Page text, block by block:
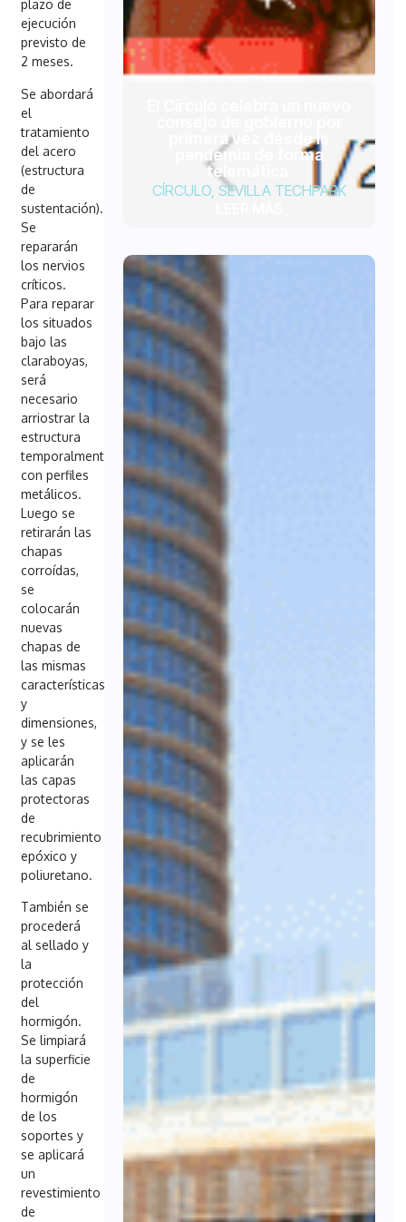
plazo de
ejecución
previsto de
2 meses.
Se abordará
el
tratamiento
del acero
(estructura
de
sustentación).
Se
repararán
los nervios
críticos.
Para reparar
los situados
bajo las
claraboyas,
será
necesario
arriostrar la
estructura
temporalmente
con perfiles
metálicos.
Luego se
retirarán las
chapas
corroídas,
se
colocarán
nuevas
chapas de
las mismas
características
y
dimensiones,
y se les
aplicarán
las capas
protectoras
de
recubrimiento
epóxico y
poliuretano.
También se
procederá
al sellado y
la
protección
del
hormigón.
Se limpiará
la superficie
de
hormigón
de los
soportes y
se aplicará
un
revestimiento
de
primera vez desde la
pandemia de forma
telemática.
CÍRCULO, SEVILLA TECHPARK